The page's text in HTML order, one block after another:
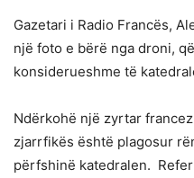
Gazetari i Radio Francës,
një foto e bërë nga droni,
konsiderueshme të
Ndërkohë një zyrtar
zjarrfikës është plagosur
përfshinë katedralen.